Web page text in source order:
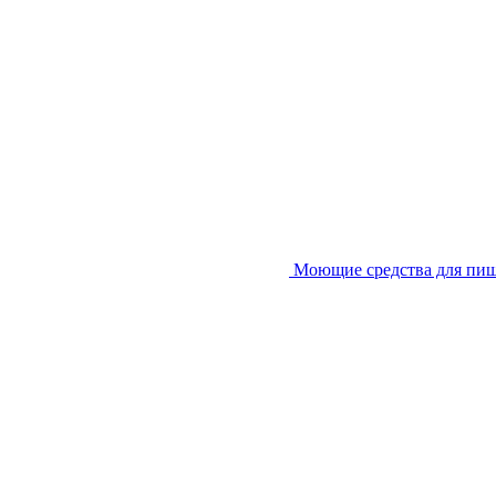
Моющие средства для